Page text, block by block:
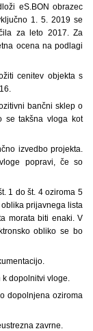
eS.BON obrazec
1. 5. 2019 se
za leto 2017. Za
ocena na podlagi
cenitev objekta s
bančni sklep o
se takšna vloga kot
izvedbo projekta.
popravi, če so
1 do št. 4 oziroma 5
prijavnega lista
morata biti enaki. V
obliko se bo
dopolnitvi vloge.
dopolnjena oziroma
zavrne.